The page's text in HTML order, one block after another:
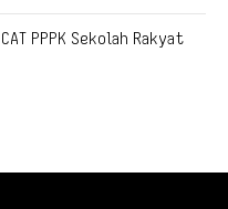
PPPK Sekolah Rakyat